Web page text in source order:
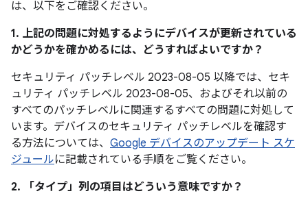
は、以下をご確認ください。
1. 上記の問題に対処するようにデバイスが更新されている
かどうかを確かめるには、どうすればよいですか？
セキュリティ パッチレベル 2023-08-05 以降では、セキ
ュリティ パッチレベル 2023-08-05、およびそれ以前の
すべてのパッチレベルに関連するすべての問題に対処して
います。デバイスのセキュリティ パッチレベルを確認す
る方法については、 Google デバイスのアップデート スケ
ジュールに記載されている手順をご覧ください。
2. 「タイプ」 列の項目はどういう意味ですか？